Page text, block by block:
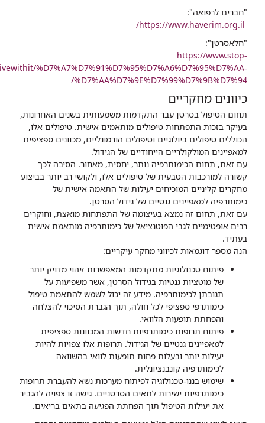
"חברים לרפואה":
https://www.haverim.org.il/
"חלאסרטן":
https://www.stop-
%D7%A7%D7%91%D7%95%D7%A6%D7%95%D7%AA-
%D7%AA%D7%9E%D7%99%D7%9B%D7%94/
כיוונים מחקריים
תחום הטיפול בסרטן עבר התקדמות משמעותית בשנים האחרונות,
בעיקר בזכות התפתחות טיפולים מותאמים אישית. טיפולים אלו,
הכוללים טיפולים ביולוגיים וטיפולים הורמונליים, מכוונים ספציפית
למאפיינים המולקולריים הייחודיים של הגידול.
עם זאת, תחום הכימותרפיה נותר, יחסית, מאחור. הסיבה לכך
קשורה למורכבות הטבעית של טיפולים אלו, ולקושי רב יותר בביצוע
מחקרים קליניים המוכיחים יעילות של התאמה אישית של
כימותרפיה למאפיינים גנטיים של גידול הסרטן.
עם זאת, תחום זה נמצא בעיצומה של התפתחות מואצת, וחוקרים
רבים אופטימיים לגבי הפוטנציאל של כימותרפיה מותאמת אישית
בעתיד.
הנה מספר דוגמאות לכיווני מחקר עיקריים:
פיתוח טכנולוגיות מתקדמות המאפשרות זיהוי מדויק יותר
של מוטציות גנטיות בגידול הסרטן, אשר משפיעות על
תגובתן לכימותרפיה. מידע זה יכול לשמש להתאמת טיפול
כימותרפי ספציפי לכל חולה, תוך הגברת הסיכוי להצלחה
והפחתת תופעות הלוואי.
פיתוח תרופות כימותרפיות חדשות המכוונות ספציפית
למאפיינים גנטיים של הגידול. תרופות אלו צפויות להיות
יעילות יותר ובעלות פחות תופעות לוואי בהשוואה
לכימותרפיה קונבנציונלית.
שימוש בננו-טכנולוגיה לפיתוח מערכות נשא להעברת תרופות
כימותרפיות ישירות לתאים הסרטניים. גישה זו צפויה להגביר
את יעילות הטיפול תוך הפחתת הפגיעה בתאים בריאים.